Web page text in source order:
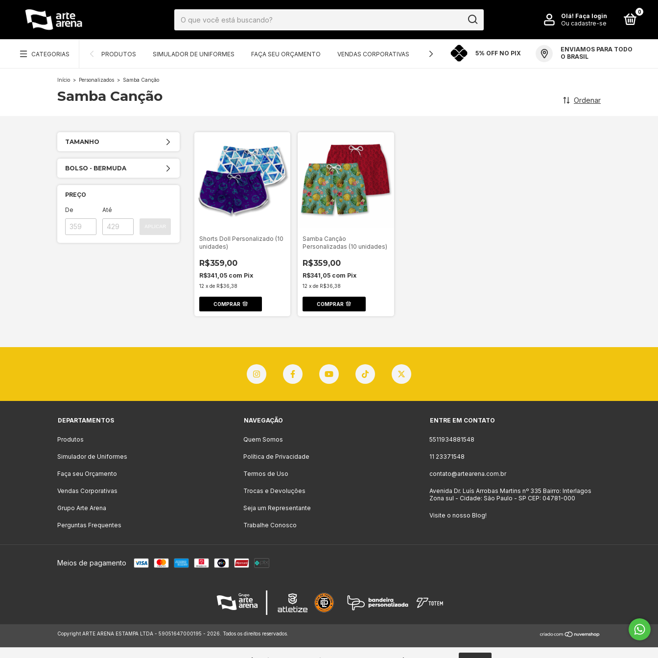
Olá! Faça login
Ou cadastre-se
0
CATEGORIAS PRODUTOS SIMULADOR DE UNIFORMES FAÇA SEU ORÇAMENTO VENDAS CORPORATIVAS GRUPO ARTE ARENA PERGUNTAS FREQUENTES
5% OFF NO PIX
ENVIAMOS PARA TODO
O BRASIL
Início > Personalizados > Samba Canção
Samba Canção Ordenar
TAMANHO
BOLSO - BERMUDA
PREÇO
De Até
Shorts Doll Personalizado (10
unidades)
R$359,00
R$341,05 com Pix
12 x de R$36,38
COMPRAR
Samba Canção
Personalizadas (10 unidades)
R$359,00
R$341,05 com Pix
12 xde R$36,38
COMPRAR
DEPARTAMENTOS
Produtos
Simulador de Uniformes
Faça seu Orçamento
Vendas Corporativas
Grupo Arte Arena
Perguntas Frequentes
NAVEGAÇÃO
Quem Somos
Política de Privacidade
Termos de Uso
Trocas e Devoluções
Seja um Representante
Trabalhe Conosco
ENTRE EM CONTATO
5511934881548
11 23371548
contato@artearena.com.br
Avenida Dr. Luís Arrobas Martins nº 335 Bairro: Interlagos
Zona sul - Cidade: São Paulo - SP CEP: 04781-000
Visite o nosso Blog!
Meios de pagamento
Copyright ARTE ARENA ESTAMPA LTDA - 59051647000195 - 2026. Todos os direitos reservados.